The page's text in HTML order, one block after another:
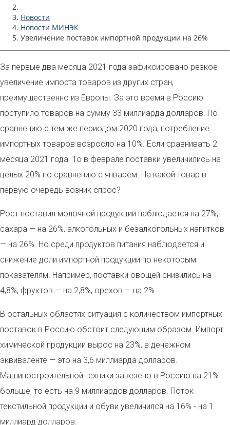
Новости
Новости МИНЭК
Увеличение поставок импортной продукции на 26%
За первые два месяца 2021 года зафиксировано резкое
увеличение импорта товаров из других стран,
преимущественно из Европы. За это время в Россию
поступило товаров на сумму 33 миллиарда долларов. По
сравнению с тем же периодом 2020 года, потребление
импортных товаров возросло на 10%. Если сравнивать 2
месяца 2021 года. То в феврале поставки увеличились на
целых 20% по сравнению с январем. На какой товар в
первую очередь возник спрос?
Рост поставил молочной продукции наблюдается на 27%,
сахара — на 26%, алкогольных и безалкогольных напитков
— на 26%. Но среди продуктов питания наблюдается и
снижение доли импортной продукции по некоторым
показателям. Например, поставки овощей снизились на
4,8%, фруктов — на 2,8%, орехов — на 2%.
В остальных областях ситуация с количеством импортных
поставок в Россию обстоит следующим образом. Импорт
химической продукции вырос на 23%, в денежном
эквиваленте — это на 3,6 миллиарда долларов.
Машиностроительной техники завезено в Россию на 21%
больше, то есть на 9 миллиардов долларов. Поток
текстильной продукции и обуви увеличился на 16% - на 1
миллиард долларов.